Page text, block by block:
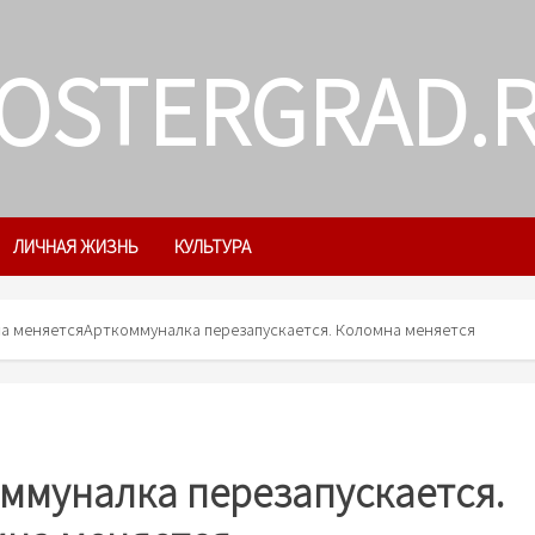
ЛИЧНАЯ ЖИЗНЬ КУЛЬТУРА
меняетсяАрткоммуналка перезапускается. Коломна меняется
перезапускается.